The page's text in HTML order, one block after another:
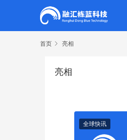
首页 亮相
亮相
全球快讯